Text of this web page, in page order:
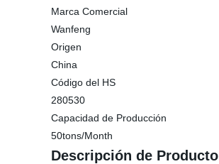
Marca Comercial
Wanfeng
Origen
China
Código del HS
280530
Capacidad de Producción
50tons/Month
Descripción de Producto